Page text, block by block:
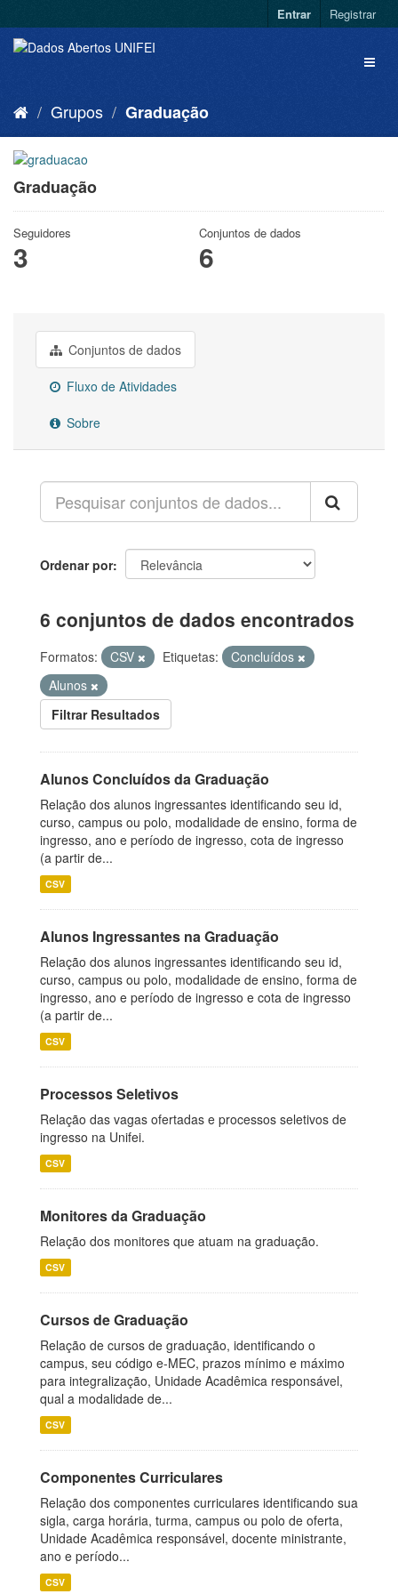
Entrar Registrar
Grupos Graduação
Graduação
Seguidores
3
Conjuntos de dados
6
Conjuntos de dados
Fluxo de Atividades
Sobre
Ordenar por
6 conjuntos de dados encontrados
Formatos: CSV Etiquetas:
Concluídos
Alunos
Filtrar Resultados
Alunos Concluídos da Graduação
Relação dos alunos ingressantes identificando seu id,
curso, campus ou polo, modalidade de ensino, forma de
ingresso, ano e período de ingresso, cota de ingresso
(a partir de...
CSV
Alunos Ingressantes na Graduação
Relação dos alunos ingressantes identificando seu id,
curso, campus ou polo, modalidade de ensino, forma de
ingresso, ano e período de ingresso e cota de ingresso
(a partir de...
CSV
Processos Seletivos
Relação das vagas ofertadas e processos seletivos de
ingresso na Unifei.
CSV
Monitores da Graduação
Relação dos monitores que atuam na graduação.
CSV
Cursos de Graduação
Relação de cursos de graduação, identificando o
campus, seu código e-MEC, prazos mínimo e máximo
para integralização, Unidade Acadêmica responsável,
qual a modalidade de...
CSV
Componentes Curriculares
Relação dos componentes curriculares identificando sua
sigla, carga horária, turma, campus ou polo de oferta,
Unidade Acadêmica responsável, docente ministrante,
ano e período...
CSV